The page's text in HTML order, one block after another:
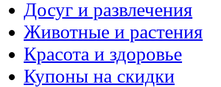
Досуг и развлечения
Животные и растения
Красота и здоровье
Купоны на скидки